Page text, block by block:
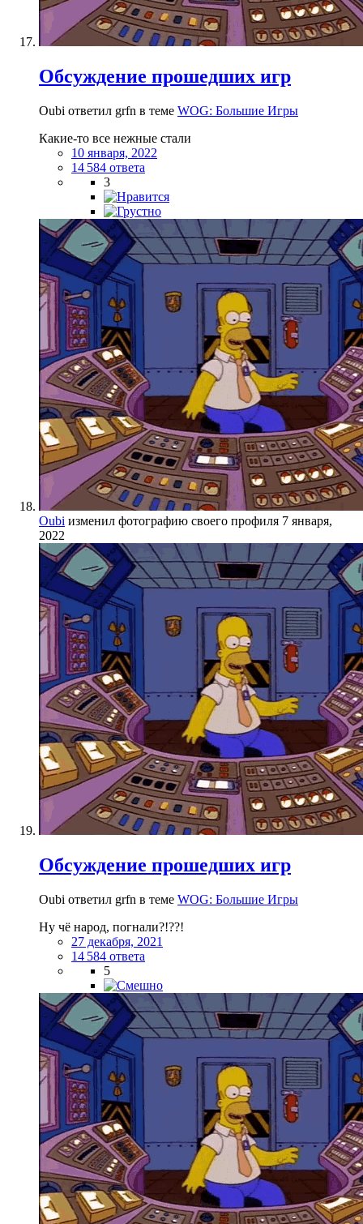
Обсуждение прошедших игр
Oubi ответил grfn в теме WOG: Большие Игры
Какие-то все нежные стали
10 января, 2022
14 584 ответа
3
Oubi изменил фотографию своего профиля 7 января,
2022
Обсуждение прошедших игр
Oubi ответил grfn в теме WOG: Большие Игры
Ну чё народ, погнали?!??!
27 декабря, 2021
14 584 ответа
5